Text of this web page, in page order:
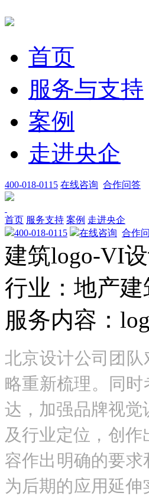
首页
服务与支持
案例
走进央企
400-018-0115 在线咨询 合作问答
首页 服务支持 案例 走进央企
400-018-0115
在线咨询 合作
建筑logo-VI
行业：地产建
服务内容：
北京设计公司团
略重新梳理。同
达，加强品牌视
及行业定位，创
容作出明确的要
为后期的应用延